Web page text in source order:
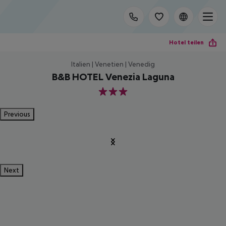
Hotel teilen
Italien | Venetien | Venedig
B&B HOTEL Venezia Laguna
3
Previous
Next